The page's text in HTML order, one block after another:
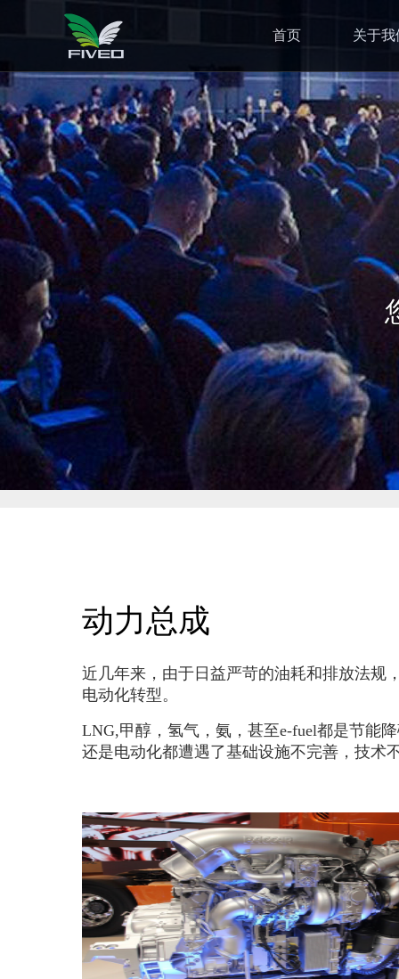
关于我
首页
动力总成
近几年来，由于日益严苛的油耗和排放法规
电动化转型。
LNG,甲醇，氢气，氨，甚至e-fuel都是节能
还是电动化都遭遇了基础设施不完善，技术